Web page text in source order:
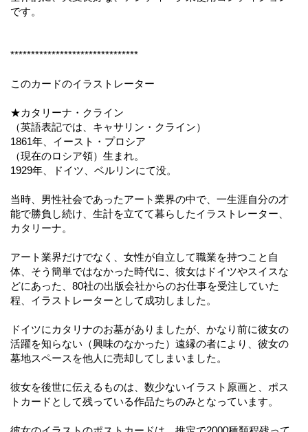
です。
*******************************
このカードのイラストレーター
★カタリーナ・クライン
（英語表記では、キャサリン・クライン）
1861年、イースト・プロシア
（現在のロシア領）生まれ。
1929年、ドイツ、ベルリンにて没。
当時、男性社会であったアート業界の中で、一生涯自分の才
能で勝負し続け、生計を立てて暮らしたイラストレーター、
カタリーナ。
アート業界だけでなく、女性が自立して職業を持つこと自
体、そう簡単ではなかった時代に、彼女はドイツやスイスな
どにあった、80社の出版会社からのお仕事を受注していた
程、イラストレーターとして成功しました。
ドイツにカタリナのお墓がありましたが、かなり前に彼女の
活躍を知らない（興味のなかった）遠縁の者により、彼女の
墓地スペースを他人に売却してしまいました。
彼女を後世に伝えるものは、数少ないイラスト原画と、ポス
トカードとして残っている作品たちのみとなっています。